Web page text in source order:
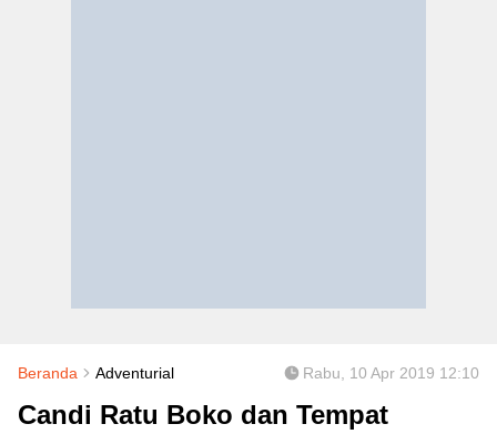
Beranda Adventurial Rabu, 10 Apr 2019 12:10
Candi Ratu Boko dan Tempat